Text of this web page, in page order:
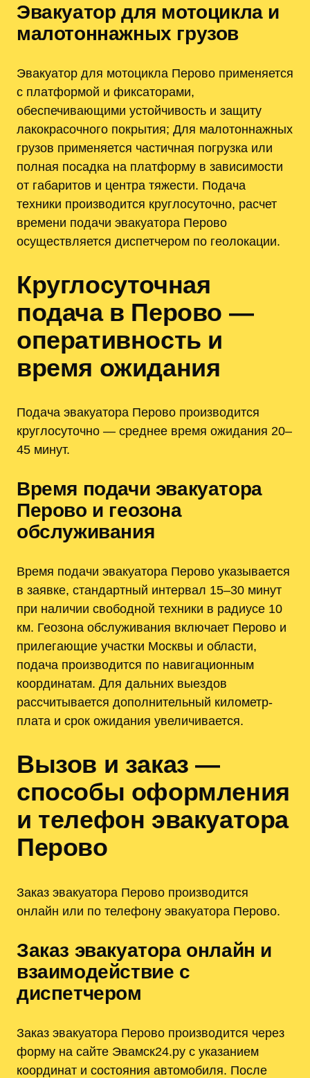
Эвакуатор для мотоцикла и
малотоннажных грузов
Эвакуатор для мотоцикла Перово применяется
с платформой и фиксаторами,
обеспечивающими устойчивость и защиту
лакокрасочного покрытия; Для малотоннажных
грузов применяется частичная погрузка или
полная посадка на платформу в зависимости
от габаритов и центра тяжести. Подача
техники производится круглосуточно, расчет
времени подачи эвакуатора Перово
осуществляется диспетчером по геолокации.
Круглосуточная
подача в Перово —
оперативность и
время ожидания
Подача эвакуатора Перово производится
круглосуточно — среднее время ожидания 20–
45 минут.
Время подачи эвакуатора
Перово и геозона
обслуживания
Время подачи эвакуатора Перово указывается
в заявке, стандартный интервал 15–30 минут
при наличии свободной техники в радиусе 10
км. Геозона обслуживания включает Перово и
прилегающие участки Москвы и области,
подача производится по навигационным
координатам. Для дальних выездов
рассчитывается дополнительный километр-
плата и срок ожидания увеличивается.
Вызов и заказ —
способы оформления
и телефон эвакуатора
Перово
Заказ эвакуатора Перово производится
онлайн или по телефону эвакуатора Перово.
Заказ эвакуатора онлайн и
взаимодействие с
диспетчером
Заказ эвакуатора Перово производится через
форму на сайте Эвамск24.ру с указанием
координат и состояния автомобиля. После